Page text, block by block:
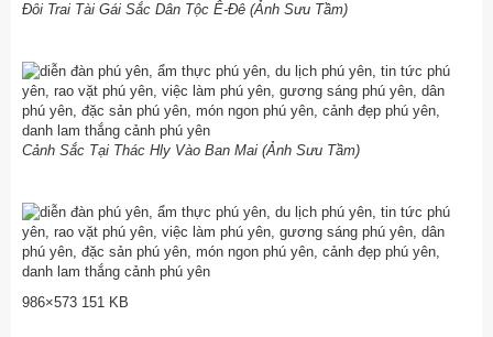
Đôi Trai Tài Gái Sắc Dân Tộc Ê-Đê (Ảnh Sưu Tầm)
Cảnh Sắc Tại Thác Hly Vào Ban Mai (Ảnh Sưu Tầm)
986×573 151 KB